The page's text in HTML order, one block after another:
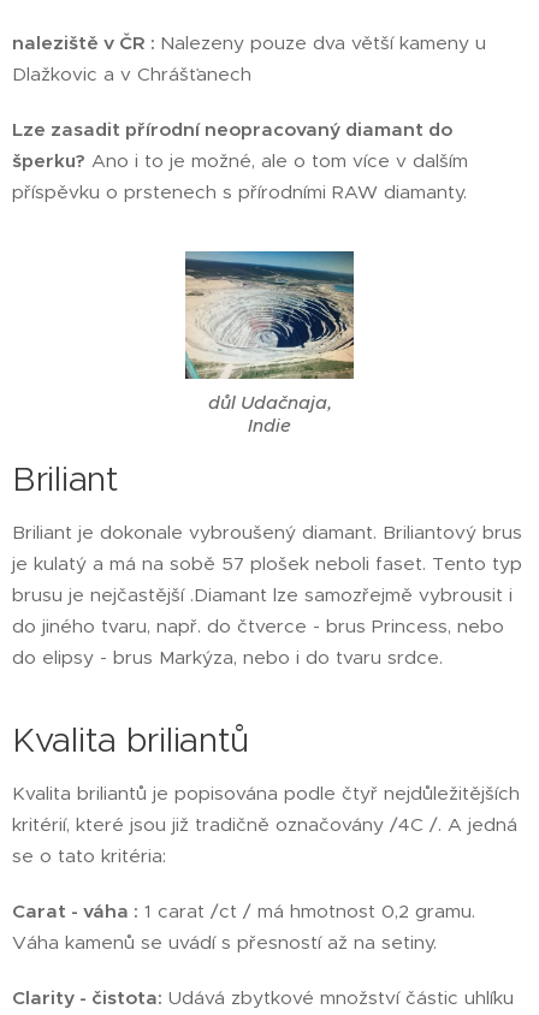
naleziště v ČR : Nalezeny pouze dva větší kameny u
Dlažkovic a v Chrášťanech
Lze zasadit přírodní neopracovaný diamant do
šperku? Ano i to je možné, ale o tom více v dalším
příspěvku o prstenech s přírodními RAW diamanty.
důl Udačnaja,
Indie
Briliant
Briliant je dokonale vybroušený diamant. Briliantový brus
je kulatý a má na sobě 57 plošek neboli faset. Tento typ
brusu je nejčastější .Diamant lze samozřejmě vybrousit i
do jiného tvaru, např. do čtverce - brus Princess, nebo
do elipsy - brus Markýza, nebo i do tvaru srdce.
Kvalita briliantů
Kvalita briliantů je popisována podle čtyř nejdůležitějších
kritérií, které jsou již tradičně označovány /4C /. A jedná
se o tato kritéria:
Carat - váha : 1 carat /ct / má hmotnost 0,2 gramu.
Váha kamenů se uvádí s přesností až na setiny.
Clarity - čistota: Udává zbytkové množství částic uhlíku